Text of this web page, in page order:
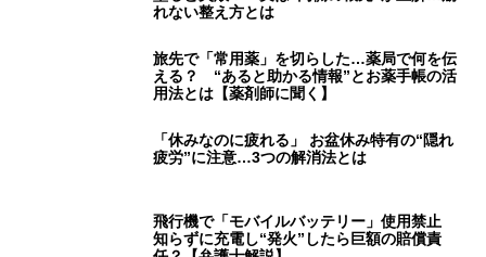
旅先で「常用薬」を切らした…薬局で何を伝
用法とは【薬剤師に聞く】
「休みなのに疲れる」 お盆休み特有の“隠れ
任？【弁護士解説】